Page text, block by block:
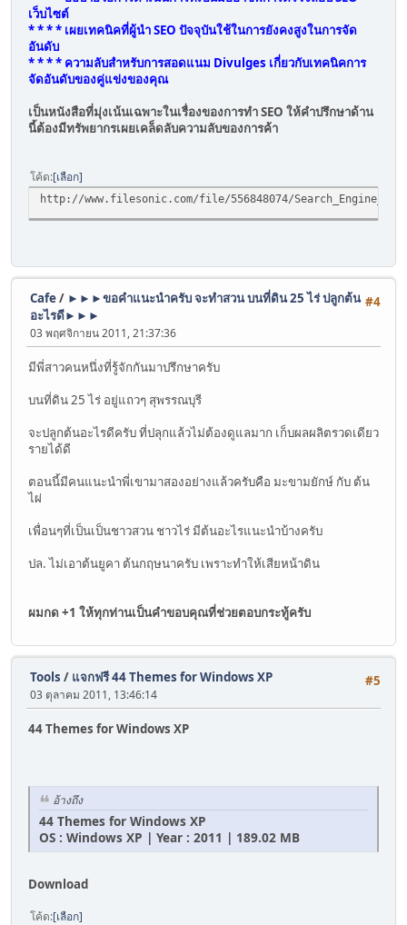
เว็บไซต์
* * * * เผยเทคนิคที่ผู้นำ SEO ปัจจุบันใช้ในการยังคงสูงในการจัด
อันดับ
* * * * ความลับสำหรับการสอดแนม Divulges เกี่ยวกับเทคนิคการ
จัดอันดับของคู่แข่งของคุณ
เป็นหนังสือที่มุ่งเน้นเฉพาะในเรื่องของการทำ SEO ให้คำปรึกษาด้าน
นี้ต้องมีทรัพยากรเผยเคล็ดลับความลับของการค้า
โค้ด เลือก
http://www.filesonic.com/file/556848074/
#4
Cafe/ ►►►ขอคำแนะนำครับ จะทำสวน บนที่ดิน 25 ไร่ ปลูกต้น
อะไรดี►►►
03 พฤศจิกายน 2011, 21:37:36
มีพี่สาวคนหนึ่งที่รู้จักกันมาปรึกษาครับ
บนที่ดิน 25 ไร่ อยู่แถวๆ สุพรรณบุรี
จะปลูกต้นอะไรดีครับ ที่ปลุกแล้วไม่ต้องดูแลมาก เก็บผลผลิตรวดเดียว
รายได้ดี
ตอนนี้มีคนแนะนำพี่เขามาสองอย่างแล้วครับคือ มะขามยักษ์ กับ ต้น
ไผ่
เพื่อนๆที่เป็นเป็นชาวสวน ชาวไร่ มีต้นอะไรแนะนำบ้างครับ
ปล. ไม่เอาต้นยูคา ต้นกฤษนาครับ เพราะทำให้เสียหน้าดิน
ผมกด +1 ให้ทุกท่านเป็นคำขอบคุณที่ช่วยตอบกระทู้ครับ
#5
Tools / แจกฟรี 44 Themes for Windows XP
03 ตุลาคม 2011, 13:46:14
44 Themes for Windows XP
อ้างถึง
44 Themes for Windows XP
OS : Windows XP | Year : 2011 | 189.02 MB
Download
โค้ด เลือก